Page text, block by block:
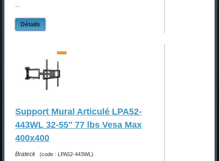
Détails
Support Mural Articulé LPA52-
443WL 32-55'' 77 lbs Vesa Max
400x400
Brateck (code : LPA52-443WL)